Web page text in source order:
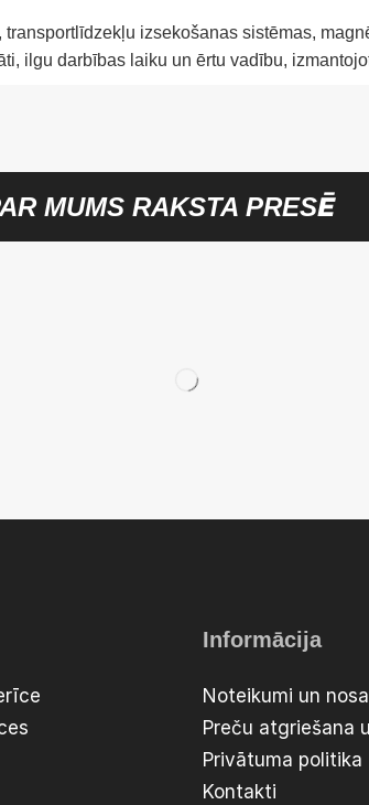
izsekošanas sistēmas,
ilgu darbības laiku un ērtu vadību,
MUMS RAKSTA PRESĒ
Informācija
Noteikumi un
Preču atgriešana
Privātuma politika
Kontakti